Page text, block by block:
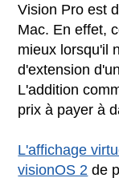
Vision Pro est
Mac. En effet,
mieux lorsqu'il
d'extension
L'addition
prix à payer à
L'affichage
visionOS 2 de